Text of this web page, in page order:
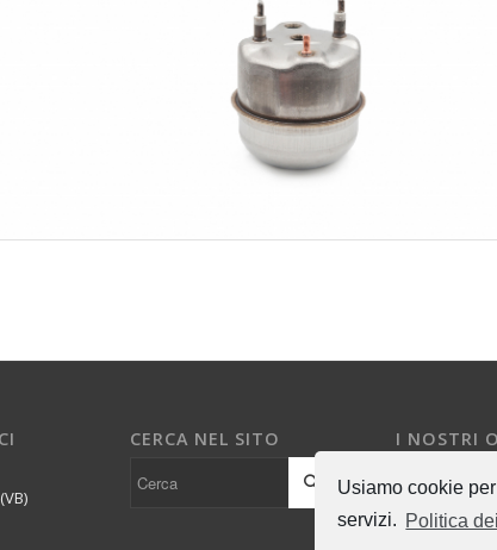
Usiamo cookie
servizi. Politica
APL015
CERCA NEL SITO I NOSTRI
UFFICIO
Lun-Ven: